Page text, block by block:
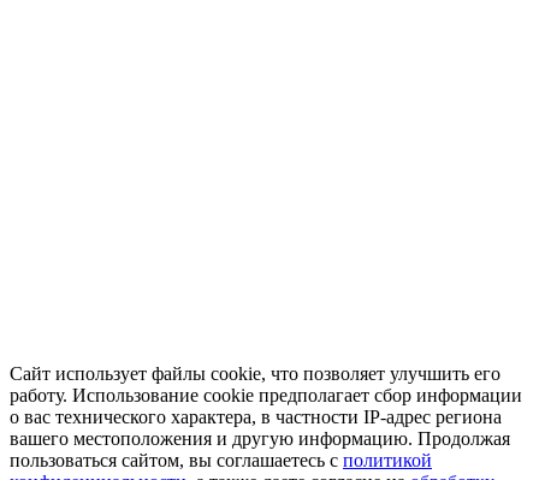
Сайт использует файлы cookie, что позволяет улучшить его
работу. Использование cookie предполагает сбор информации
о вас технического характера, в частности IP-адрес региона
вашего местоположения и другую информацию. Продолжая
пользоваться сайтом, вы соглашаетесь с политикой